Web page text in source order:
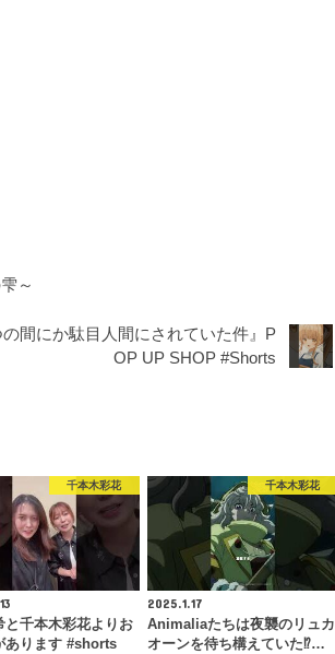
～
間にか駄目人間にされていた件』P
OP UP SHOP #Shorts
千本木彩花
と千本木彩花よりお
あります #shorts
千本木彩花
2025.1.17
Animaliaたちは夜襲のリュカ
オーンを待ち構えていた⁉…